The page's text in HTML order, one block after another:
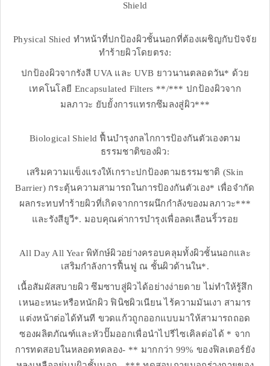
Shield
Physical Shied ทำหน้าที่ปกป้องผิวชั้นนอกที่ต้องเผชิญกับปัจจัย
ทำร้ายผิวโดยตรง:
ปกป้องผิวจากรังสี UVA และ UVB ยาวนานตลอดวัน* ด้วย
เทคโนโลยี Encapsulated Filters **/*** ปกป้องผิวจาก
มลภาวะ ยับยั้งการแทรกซึมลงสู่ผิว***
Biological Shield ฟื้นบำรุงกลไกการป้องกันตัวเองตาม
ธรรมชาติของผิว:
เสริมความแข็งแรงให้เกราะปกป้องตามธรรมชาติ (Skin
Barrier) กระตุ้นความสามารถในการป้องกันตัวเอง* เพื่อจำกัด
ผลกระทบทำร้ายผิวที่เกิดจากการผนึกกำลังของมลภาวะ***
และรังสียูวี*. มอบคุณค่าการบำรุงเพื่อลดเลือนริ้วรอย
All Day All Year พิทักษ์ผิวอย่างครอบคลุมทั้งผิวชั้นนอกและ
เสริมกำลังการฟื้นฟู ณ ชั้นผิวด้านใน*.
เนื้อสัมผัสสบายผิว ซึมซาบสู่ผิวได้อย่างง่ายดาย ไม่ทำให้รู้สึก
เหนอะหนะหรือหนักผิว ฟินิชผิวเนียน ไร้ความมันเงา สามาร
แต่งหน้าต่อได้ทันที ขวดแก้วถูกออกแบบมาให้สามารถถอด
ซองผลิตภัณฑ์และหัวปั๊มออกเพื่อนำไปรีไซเคิลต่อได้ * จาก
การทดสอบในหลอดทดลอง- ** มากกว่า 99% ของฟิลเตอร์ยัง